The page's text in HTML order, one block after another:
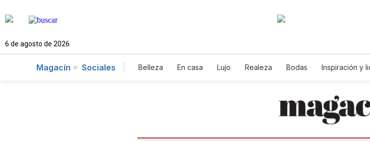
6 de agosto de 2026
Magacín Sociales Belleza En casa Lujo Realeza Bodas Inspiración y